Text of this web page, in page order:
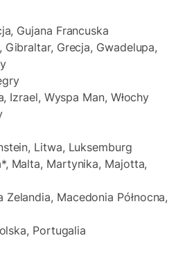
Gujana Francuska
Gibraltar, Grecja, Gwadelupa,
Izrael, Wyspa Man, Włochy
Litwa, Luksemburg
Malta, Martynika, Majotta,
Zelandia, Macedonia Północna,
Portugalia